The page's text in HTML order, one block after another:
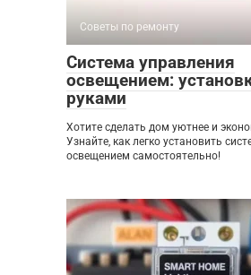
Советы по ремонту
Система управления
освещением:
руками
Хотите сделать дом уютнее и
Узнайте, как легко установить
освещением самостоятельно!